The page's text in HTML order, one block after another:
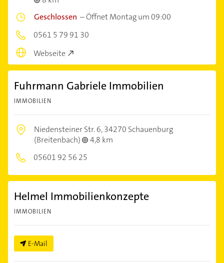
Geschlossen –Öffnet Montag um 09:00
0561 5 79 91 30
Webseite
Fuhrmann Gabriele Immobilien
IMMOBILIEN
Niedensteiner Str. 6,34270 Schauenburg
(Breitenbach)
4,8 km
05601 92 56 25
Helmel Immobilienkonzepte
IMMOBILIEN
E-Mail